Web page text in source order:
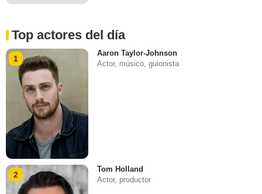
Top actores del día
1
Aaron Taylor-Johnson
Actor, músico, guionista
2
Tom Holland
Actor, productor